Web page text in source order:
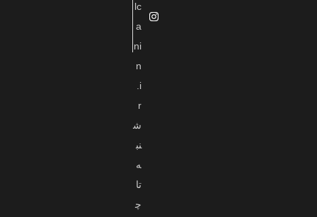
lc
a
ni
n
.i
r
ش
نب
ه
تا
چ